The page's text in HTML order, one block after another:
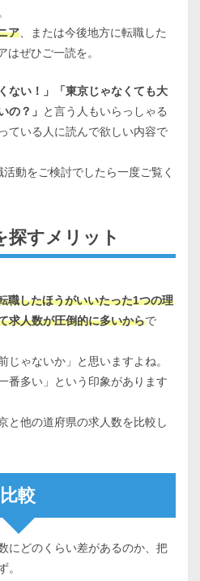
ア、または今後地方に転職した
はぜひご一読を。
ない！」「東京じゃなくても大
の？」 と言う人もいらっしゃる
ている人に読んで欲しい内容で
動をご検討でしたら一度ご覧く
探すメリット
職したほうがいいたった1つの理
求人数が圧倒的に多いからで
じゃないか」と思いますよね。
番多い」という印象があります
と他の道府県の求人数を比較し
較
にどのくらい差があるのか、把
。